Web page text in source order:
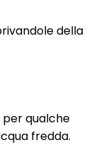
della
per qualche
fredda.